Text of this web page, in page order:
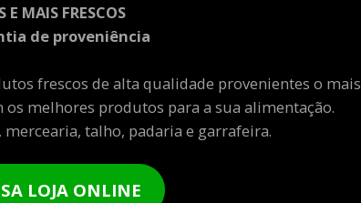
E MAIS FRESCOS
de proveniência
frescos de alta qualidade provenientes o mais
melhores produtos para a sua alimentação.
talho, padaria e garrafeira.
LOJA ONLINE